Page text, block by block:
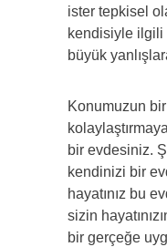
ister tepkisel
kendisiyle ilgili
büyük
Konumuzun bir
bir evdesiniz.
kendinizi bir
hayatınız bu
sizin
bir gerçeğe